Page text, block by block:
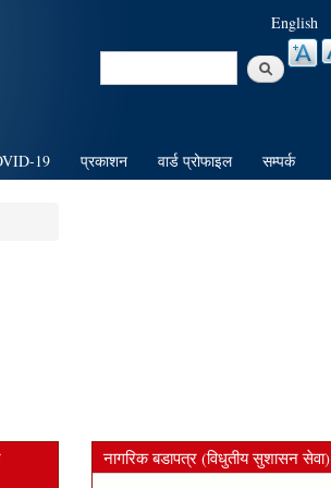
English
Search
19 प्रकाशन वार्ड प्रोफाइल सम्पर्क
नागरिक बडापत्र (विधुतीय सुशासन सेवा)